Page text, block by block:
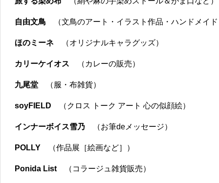
自由文鳥 （文鳥のアート・イラスト作品・ハンドメイ
ほのミーネ （オリジナルキャラグッズ）
カリーケイオス （カレーの販売）
九尾堂 （服・布雑貨）
soyFIELD （クロス トーク アート 心の似顔絵）
インナーボイス雪乃 （お筆deメッセージ）
POLLY （作品展［絵画など］）
Ponida List （コラージュ雑貨販売）